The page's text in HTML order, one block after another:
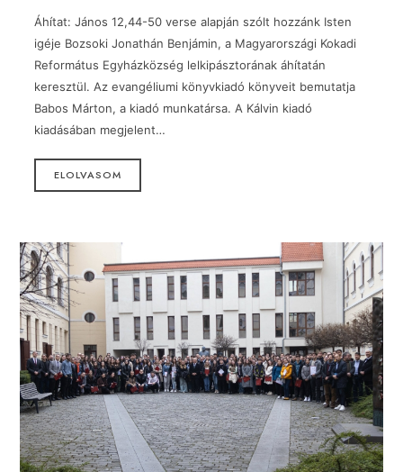
Áhítat: János 12,44-50 verse alapján szólt hozzánk Isten
igéje Bozsoki Jonathán Benjámin, a Magyarországi Kokadi
Református Egyházközség lelkipásztorának áhítatán
keresztül. Az evangéliumi könyvkiadó könyveit bemutatja
Babos Márton, a kiadó munkatársa. A Kálvin kiadó
kiadásában megjelent…
ELOLVASOM